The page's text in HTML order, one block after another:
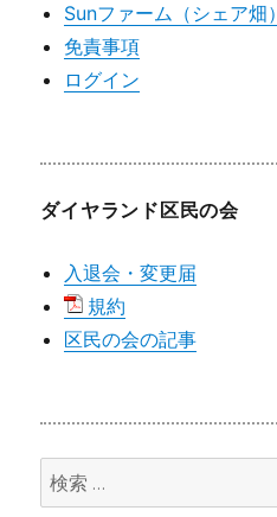
Sunファーム（シェア畑）
免責事項
ログイン
ダイヤランド区民の会
入退会・変更届
規約
区民の会の記事
検
索: